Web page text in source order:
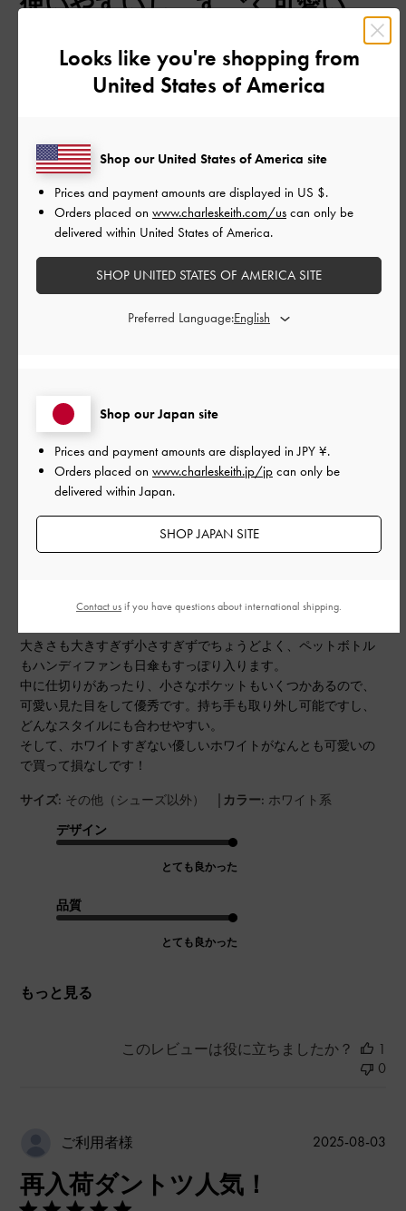
サイズ: その他（シューズ以外）
デザイン
とても良かった
ご利用者様
超万能！
フォルムが丸めで生地が柔らかく、軽くてとても使いやすいで
大きさも大きすぎず小さすぎずでちょうどよく、ペットボトル
もハンディファンも日傘もすっぽり入ります。
中に仕切りがあったり、小さなポケットもいくつかあるので、
可愛い見た目をして優秀です。持ち手も取り外し可能ですし、
どんなスタイルにも合わせやすい。
そして、ホワイトすぎない優しいホワイトがなんとも可愛いの
で買って損なしです！
サイズ: その他（シューズ以外） | カラー: ホワイト系
デザイン
とても良かった
品質
とても良かった
もっと見る
このレビューは役に立ちましたか？
1
0
ご利用者様
再入荷ダントツ人気！
公
2025-08-03
Looks like you're shopping from
United States of America
Shop our Japan site
Prices and payment amounts are displayed inJPY ¥.
Orders placed on www.charleskeith.jp/jp can only be
delivered within Japan.
SHOP JAPAN SITE
Shop our United States of America site
Prices and payment amounts are displayed in US $.
Orders placed on www.charleskeith.com/us can only be
delivered within United States of America.
SHOP UNITED STATES OF AMERICA SITE
Preferred Language:
Contact usif you have questions about international shipping.